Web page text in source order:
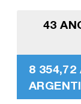
43
8 354,72